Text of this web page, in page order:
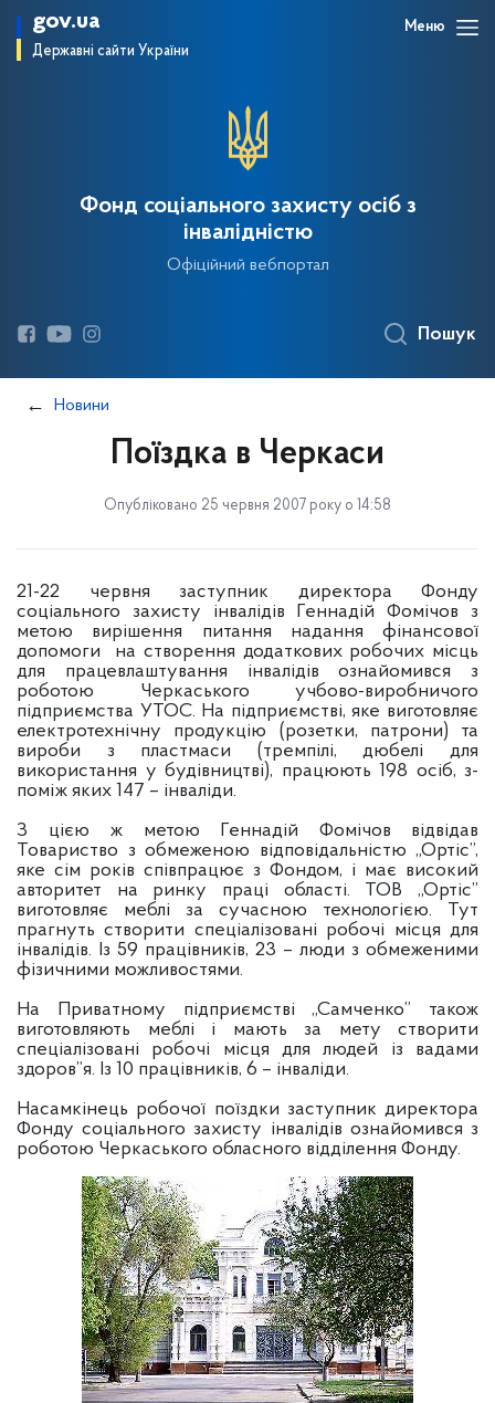
gov.ua
Державні сайти України
Меню
Фонд соціального захисту осіб з
інвалідністю
Офіційний вебпортал
Пошук
Новини
Поїздка в Черкаси
Опубліковано 25 червня 2007 року о 14:58
21-22 червня заступник директора Фонду
соціального захисту інвалідів Геннадій Фомічов з
метою вирішення питання надання фінансової
допомоги на створення додаткових робочих місць
для працевлаштування інвалідів ознайомився з
роботою Черкаського учбово-виробничого
підприємства УТОС. На підприємстві, яке виготовляє
електротехнічну продукцію (розетки, патрони) та
вироби з пластмаси (тремпілі, дюбелі для
використання у будівництві), працюють 198 осіб, з-
поміж яких 147 – інваліди.
З цією ж метою Геннадій Фомічов відвідав
Товариство з обмеженою відповідальністю „Ортіс”,
яке сім років співпрацює з Фондом, і має високий
авторитет на ринку праці області. ТОВ „Ортіс”
виготовляє меблі за сучасною технологією. Тут
прагнуть створити спеціалізовані робочі місця для
інвалідів. Із 59 працівників, 23 – люди з обмеженими
фізичними можливостями.
На Приватному підприємстві „Самченко” також
виготовляють меблі і мають за мету створити
спеціалізовані робочі місця для людей із вадами
здоров”я. Із 10 працівників, 6 – інваліди.
Насамкінець робочої поїздки заступник директора
Фонду соціального захисту інвалідів ознайомився з
роботою Черкаського обласного відділення Фонду.